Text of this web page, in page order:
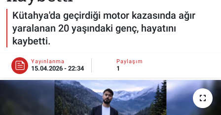
Kütahya'da geçirdiği motor kazasında ağır
yaralanan 20 yaşındaki genç, hayatını
kaybetti.
Yayınlanma
15.04.2026 - 22:34
Paylaşım
1
KADIN
TEKNOLOJİ
YEMEK
ESKİŞEHİR NÖBETÇİ ECZANELER
Eskişehir Haber İçerikleri
Tüm Manşetler
Son Dakika Haberleri
Haber Arşivi